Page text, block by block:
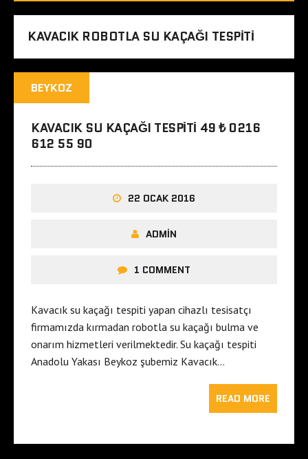
KAVACIK ROBOTLA SU KAÇAĞI TESPITI
BEYKOZ
KAVACIK SU KAÇAĞI TESPITI 49 ₺ 0216
612 55 90
22 OCAK 2016
ADMIN
1 COMMENT
Kavacık su kaçağı tespiti yapan cihazlı tesisatçı
firmamızda kırmadan robotla su kaçağı bulma ve
onarım hizmetleri verilmektedir. Su kaçağı tespiti
Anadolu Yakası Beykoz şubemiz Kavacık…
READ MORE